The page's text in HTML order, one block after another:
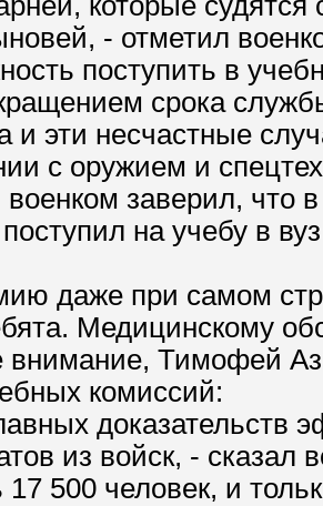
- отметил
поступить в
срока
и эти несчастные
с оружием и
военком заверил, что
на учебу в
даже при самом
Медицинскому
внимание, Тимофей
комиссий:
доказательств
из войск, -
17 500 человек, и